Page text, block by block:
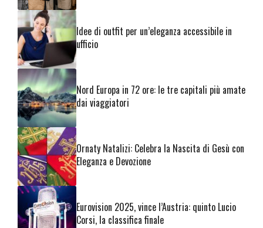
Idee di outfit per un’eleganza accessibile in
ufficio
Nord Europa in 72 ore: le tre capitali più amate
dai viaggiatori
Ornaty Natalizi: Celebra la Nascita di Gesù con
Eleganza e Devozione
Eurovision 2025, vince l’Austria: quinto Lucio
Corsi, la classifica finale